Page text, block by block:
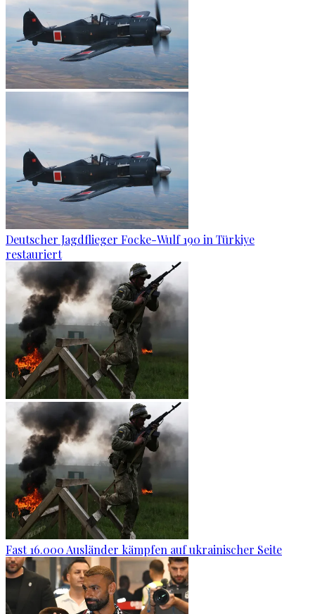
Deutscher Jagdflieger Focke-Wulf 190 in Türkiye
restauriert
Fast 16.000 Ausländer kämpfen auf ukrainischer Seite